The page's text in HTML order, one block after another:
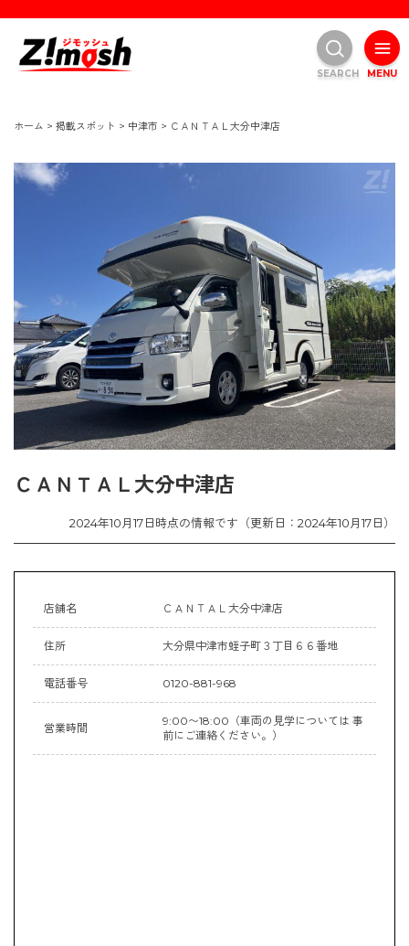
ホーム > 掲載スポット > 中津市 > ＣＡＮＴＡＬ大分中津店
ＣＡＮＴＡＬ大分中津店
2024年10月17日時点の情報です（更新日：2024年10月17日）
店舗名 ＣＡＮＴＡＬ大分中津店
住所 大分県中津市蛭子町３丁目６６番地
電話番号 0120-881-968
営業時間
9:00〜18:00（車両の見学については 事
前にご連絡ください。）
MENU
SEARCH